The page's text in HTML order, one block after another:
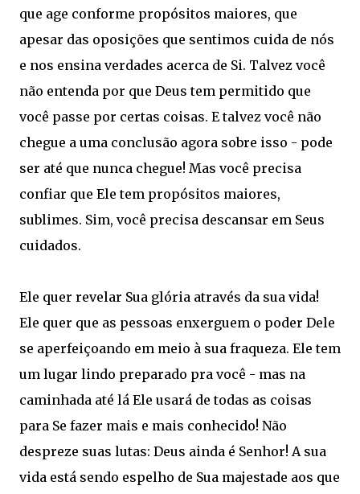
que age conforme propósitos maiores, que
apesar das oposições que sentimos cuida de nós
e nos ensina verdades acerca de Si. Talvez você
não entenda por que Deus tem permitido que
você passe por certas coisas. E talvez você não
chegue a uma conclusão agora sobre isso - pode
ser até que nunca chegue! Mas você precisa
confiar que Ele tem propósitos maiores,
sublimes. Sim, você precisa descansar em Seus
cuidados.
Ele quer revelar Sua glória através da sua vida!
Ele quer que as pessoas enxerguem o poder Dele
se aperfeiçoando em meio à sua fraqueza. Ele tem
um lugar lindo preparado pra você - mas na
caminhada até lá Ele usará de todas as coisas
para Se fazer mais e mais conhecido! Não
despreze suas lutas: Deus ainda é Senhor! A sua
vida está sendo espelho de Sua majestade aos que